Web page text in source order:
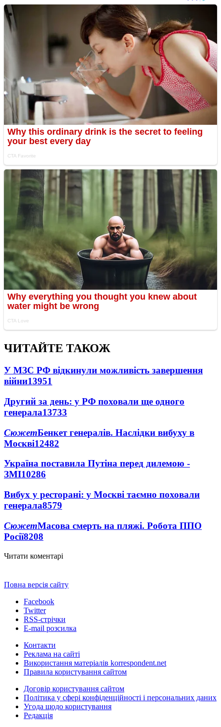
ЧИТАЙТЕ ТАКОЖ
У МЗС РФ відкинули можливість завершення
війни13951
Другий за день: у РФ поховали ще одного
генерала13733
СюжетБенкет генералів. Наслідки вибуху в
Москві12482
Україна поставила Путіна перед дилемою -
ЗМІ10286
Вибух у ресторані: у Москві таємно поховали
генерала8579
СюжетМасова смерть на пляжі. Робота ППО
Росії8208
Читати коментарі
Повна версія сайту
Facebook
Twitter
RSS-стрічки
E-mail розсилка
Контакти
Реклама на сайті
Використання матеріалів korrespondent.net
Правила користування сайтом
Договір користування сайтом
Політика у сфері конфіденційності і персональних даних
Угода щодо користування
Редакція